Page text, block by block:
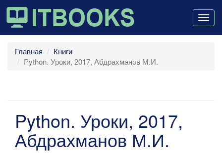
Главная
Книги
Python. Уроки, 2017, Абдрахманов М.И.
Python. Уроки, 2017,
Абдрахманов М.И.